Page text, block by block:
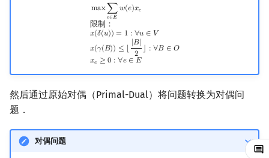
杜教筛
Min_25 筛
Berlekamp–Massey 算法
max∑
𝑒∈𝐸
𝑤(𝑒)𝑥𝑒
限制：
𝑥(𝛿(𝑢)) = 1 : ∀𝑢 ∈ 𝑉
𝑥(𝛾(𝐵)) ≤ ⌊ |𝐵|
2 ⌋ : ∀𝐵 ∈ 𝑂
𝑥𝑒 ≥ 0 : ∀𝑒 ∈ 𝐸
限制：x(δ (u )=1:∀u∈
然后通过原始对偶（Primal-Dual）将问题转换为对偶问
题．
对偶问题